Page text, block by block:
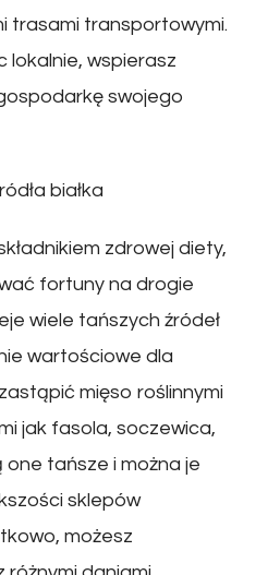
trasami transportowymi.
lokalnie, wspierasz
swojego
białka
zdrowej diety,
fortuny na drogie
wiele tańszych źródeł
wartościowe dla
mięso roślinnymi
jak fasola, soczewica,
tańsze i można je
sklepów
możesz